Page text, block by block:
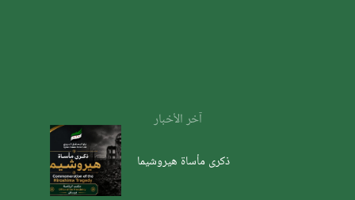
آخر الأخبار
ذكرى مأساة هيروشيما